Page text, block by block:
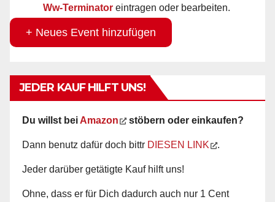
Ww-Terminator eintragen oder bearbeiten.
+ Neues Event hinzufügen
JEDER KAUF HILFT UNS!
Du willst bei Amazon stöbern oder einkaufen?
Dann benutz dafür doch bittr DIESEN LINK .
Jeder darüber getätigte Kauf hilft uns!
Ohne, dass er für Dich dadurch auch nur 1 Cent